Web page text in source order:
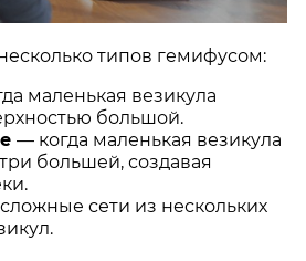
типов гемифусом:
маленькая везикула
большой.
— когда маленькая везикула
большей, создавая
сети из нескольких